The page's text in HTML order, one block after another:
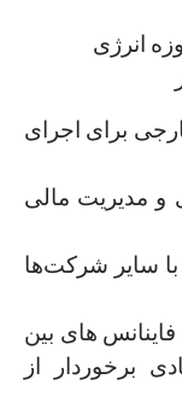
انرژی
برای اجرای
و مدیریت مالی
سایر شرکت‌ها
های بین
‏برخوردار از